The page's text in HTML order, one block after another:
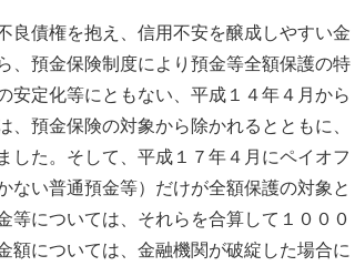
債権を抱え、信用不安を醸成しやすい金
、預金保険制度により預金等全額保護の特
安定化等にともない、平成１４年４月から
預金保険の対象から除かれるとともに、
した。そして、平成１７年４月にペイオフ
ない普通預金等）だけが全額保護の対象と
等については、それらを合算して１０００
額については、金融機関が破綻した場合に